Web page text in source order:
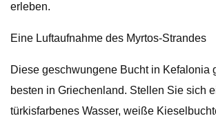
erleben.
Eine Luftaufnahme des Myrtos-Strandes
Diese geschwungene Bucht in Kefalonia
besten in Griechenland. Stellen Sie sich
türkisfarbenes Wasser, weiße